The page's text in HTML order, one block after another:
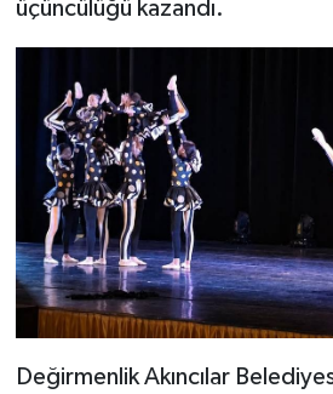
üçüncülüğü kazandı.
Değirmenlik Akıncılar